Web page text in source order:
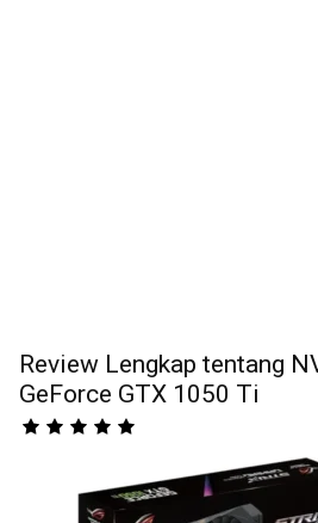
Review Lengkap tentang
GeForce GTX 1050 Ti